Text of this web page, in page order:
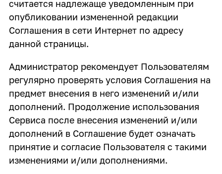
считается надлежаще уведомленным при
опубликовании измененной редакции
Соглашения в сети Интернет по адресу
данной страницы.
Администратор рекомендует Пользователям
регулярно проверять условия Соглашения на
предмет внесения в него изменений и/или
дополнений. Продолжение использования
Сервиса после внесения изменений и/или
дополнений в Соглашение будет означать
принятие и согласие Пользователя с такими
изменениями и/или дополнениями.